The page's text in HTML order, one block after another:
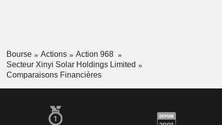
Bourse Actions
Action 968
Secteur Xinyi Solar Holdings Limited
Comparaisons Financières